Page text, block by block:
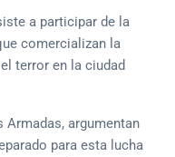
a participar de la
comercializan la
terror en la ciudad
Armadas, argumentan
para esta lucha